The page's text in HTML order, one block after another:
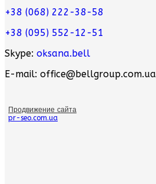
+38 (068) 222-38-58
+38 (095) 552-12-51
Skype: oksana.bell
E-mail: office@bellgroup.com.ua
Продвижение сайта
pr-seo.com.ua